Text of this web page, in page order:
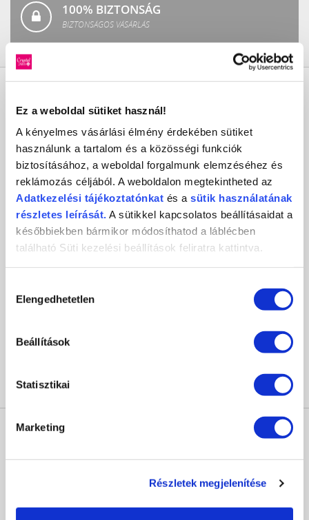
Ez a weboldal sütiket használ!
A kényelmes vásárlási élmény érdekében sütiket
használunk a tartalom és a közösségi funkciók
biztosításához, a weboldal forgalmunk elemzéséhez és
reklámozás céljából. A weboldalon megtekintheted az
Adatkezelési tájékoztatónkat és a sütik használatának
részletes leírását. A sütikkel kapcsolatos beállításaidat a
későbbiekben bármikor módosíthatod a láblécben
található Süti kezelési beállítások feliratra kattintva.
kiválasztása
Elengedhetetlen
Beállítások
Statisztikai
Marketing
Részletek megjelenítése
100% BIZTONSÁG
BIZTONSÁGOS VÁSÁRLÁS
Crystal
Nails
CosmoPro
Kft.
Crystal Nails
CosmoPro Kft.
1085
Hungary
+36 1 / 334 1924
ugyfelszolgalat@crystalnails.hu
MŰKÖRÖM
WEBÁRUHÁZ
Vásárlói információk
Fizetési információk